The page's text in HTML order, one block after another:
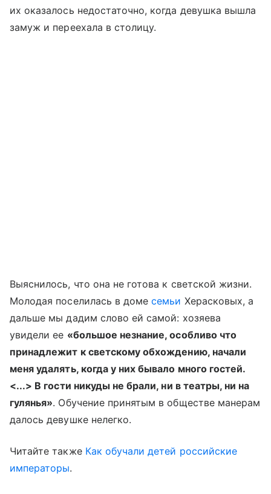
их оказалось недостаточно, когда девушка вышла
замуж и переехала в столицу.
Выяснилось, что она не готова к светской жизни.
Молодая поселилась в домесемьи Херасковых, а
дальше мы дадим слово ей самой: хозяева
увидели ее «большое незнание, особливо что
принадлежит к светскому обхождению, начали
меня удалять, когда у них бывало много гостей.
<...> В гости никуды не брали, ни в театры, ни на
гулянья». Обучение принятым в обществе манерам
далось девушке нелегко.
Читайте также Как обучали детей российские
императоры.